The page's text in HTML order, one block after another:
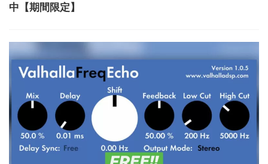
中【期間限定】